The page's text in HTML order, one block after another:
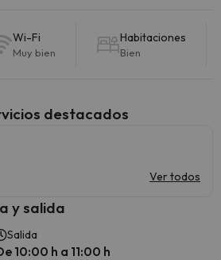
Wi-Fi
Muy bien
Habitaciones
Bien
destacados
Ver todos
y salida
Salida
10:00 h a 11:00 h